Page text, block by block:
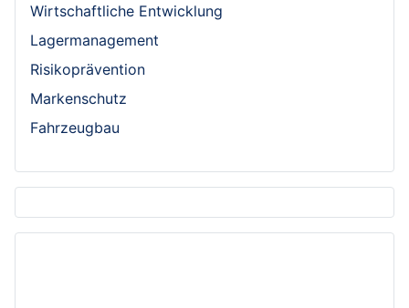
Wirtschaftliche Entwicklung
Lagermanagement
Risikoprävention
Markenschutz
Fahrzeugbau